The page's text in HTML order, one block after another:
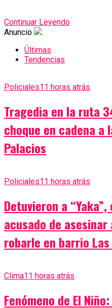
Continuar Leyendo
Anuncio
Últimas
Tendencias
Policiales11 horas atrás
Tragedia en la ruta
choque en cadena a
Palacios
Policiales11 horas atrás
Detuvieron a
acusado de
robarle en barrio
Clima11 horas atrás
Fenómeno de El